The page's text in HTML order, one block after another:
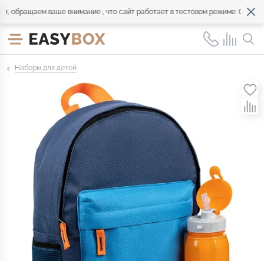
ваше внимание , что сайт работает в тестовом режиме.
Наборы для детей